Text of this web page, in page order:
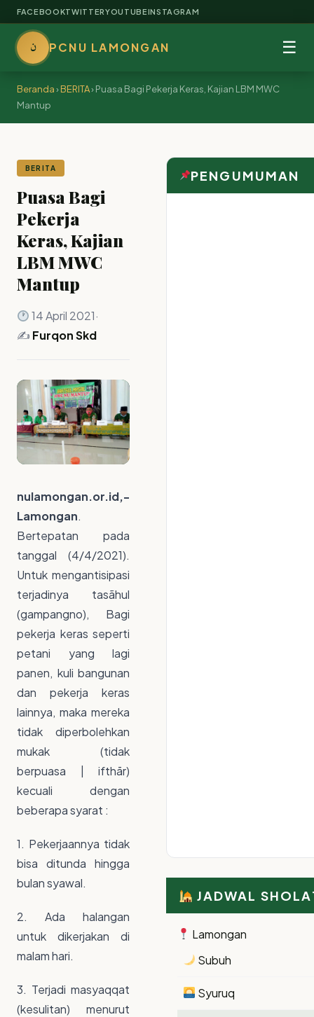
FACEBOOKTWITTERYOUTUBEINSTAGRAM
ن PCNU LAMONGAN ☰
Beranda›BERITA›Puasa Bagi Pekerja Keras, Kajian LBM MWC
Mantup
BERITA
Puasa Bagi
Pekerja
Keras, Kajian
LBM MWC
Mantup
14 April 2021·
✍️ Furqon Skd
nulamongan.or.id,-
Lamongan.
Bertepatan pada
tanggal (4/4/2021).
Untuk mengantisipasi
terjadinya tasãhul
(gampangno), Bagi
pekerja keras seperti
petani yang lagi
panen, kuli bangunan
dan pekerja keras
lainnya, maka mereka
tidak diperbolehkan
mukak (tidak
berpuasa | ifthār)
kecuali dengan
beberapa syarat :
1. Pekerjaannya tidak
bisa ditunda hingga
bulan syawal.
2. Ada halangan
untuk dikerjakan di
malam hari.
3. Terjadi masyaqqat
(kesulitan) menurut
PENGUMUMAN
JADWAL
Lamongan
Subuh
Syuruq